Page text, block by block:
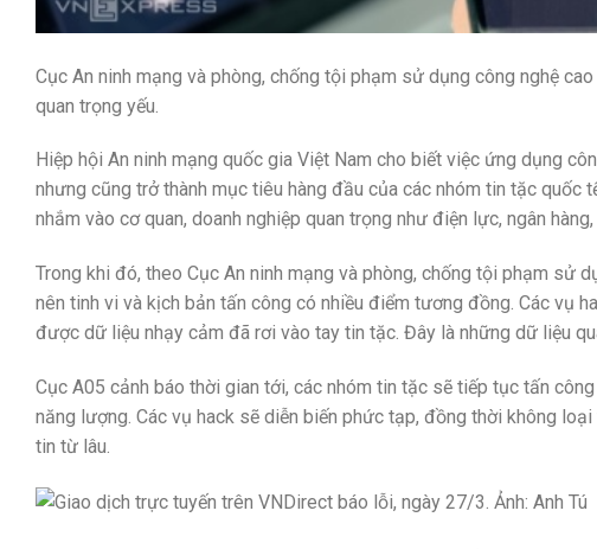
Cục An ninh mạng và phòng, chống tội phạm sử dụng công nghệ
quan trọng yếu.
Hiệp hội An ninh mạng quốc gia Việt Nam cho biết việc ứng dụng
nhưng cũng trở thành mục tiêu hàng đầu của các nhóm tin tặc quốc
nhắm vào cơ quan, doanh nghiệp quan trọng như điện lực, ngân
Trong khi đó, theo Cục An ninh mạng và phòng, chống tội phạm sử
nên tinh vi và kịch bản tấn công có nhiều điểm tương đồng. Các vụ
được dữ liệu nhạy cảm đã rơi vào tay tin tặc. Đây là những dữ liệu
Cục A05 cảnh báo thời gian tới, các nhóm tin tặc sẽ tiếp tục tấn
năng lượng. Các vụ hack sẽ diễn biến phức tạp, đồng thời không
tin từ lâu.